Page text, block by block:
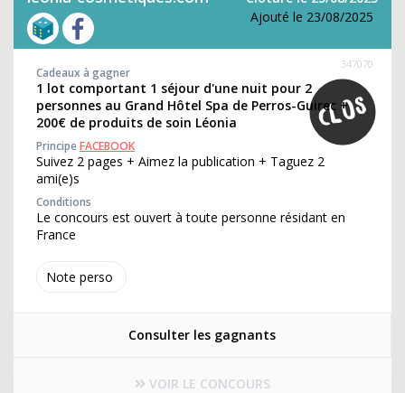
Ajouté le 23/08/2025
Note perso
347070
Cadeaux à gagner
1 lot comportant 1 séjour d'une nuit pour 2
personnes au Grand Hôtel Spa de Perros-Guirec +
200€ de produits de soin Léonia
PrincipeFACEBOOK
Suivez 2 pages + Aimez la publication + Taguez 2
ami(e)s
Conditions
Le concours est ouvert à toute personne résidant en
France
Consulter les gagnants
VOIR LE CONCOURS